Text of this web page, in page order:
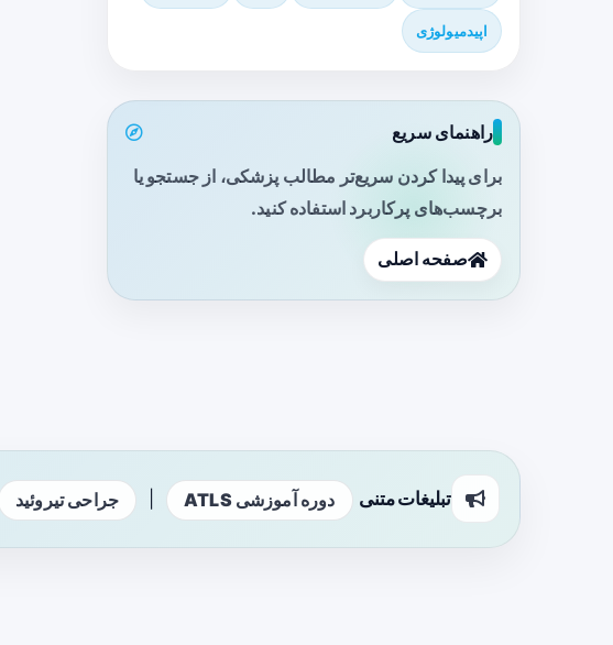
اپیدمیولوژی
راهنمای سریع
برای پیدا کردن سریع‌تر مطالب پزشکی، از جستجو یا
برچسب‌های پرکاربرد استفاده کنید.
صفحه اصلی
تبلیغات متنی دوره آموزشی ATLS جراحی تیروئید